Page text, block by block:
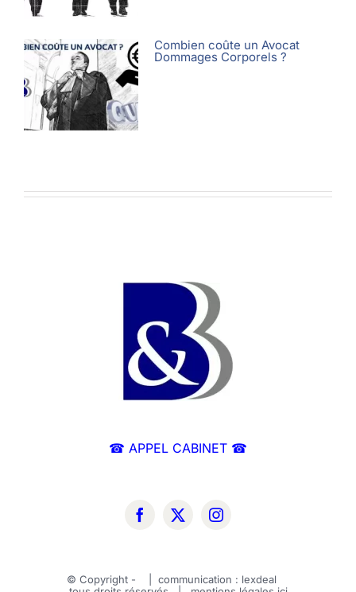
Combien coûte un Avocat
Dommages Corporels ?
☎ APPEL CABINET ☎
© Copyright - | communication : lexdeal